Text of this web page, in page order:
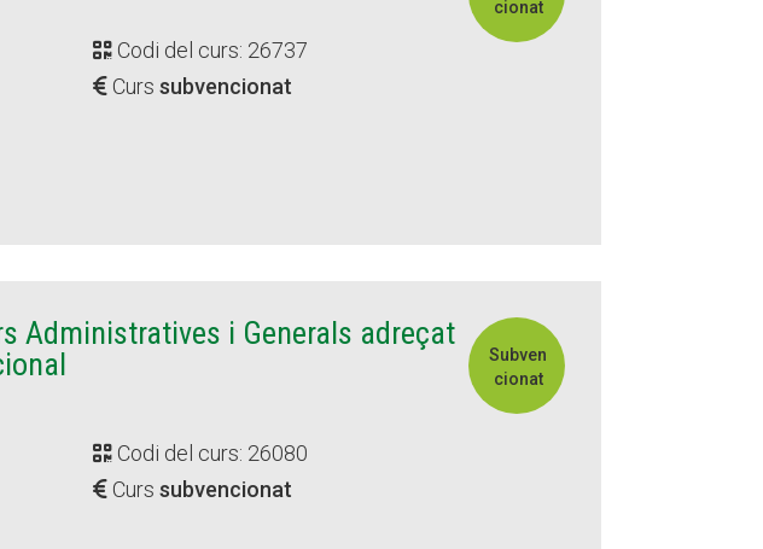
Codi del curs: 26737
Curs subvencionat
cionat
Administratives i Generals adreçat
Codi del curs: 26080
Curs subvencionat
Subven
cionat